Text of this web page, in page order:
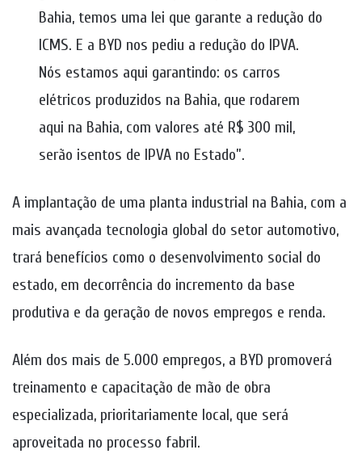
Bahia, temos uma lei que garante a redução do
ICMS. E a BYD nos pediu a redução do IPVA.
Nós estamos aqui garantindo: os carros
elétricos produzidos na Bahia, que rodarem
aqui na Bahia, com valores até R$ 300 mil,
serão isentos de IPVA no Estado”.
A implantação de uma planta industrial na Bahia, com a
mais avançada tecnologia global do setor automotivo,
trará benefícios como o desenvolvimento social do
estado, em decorrência do incremento da base
produtiva e da geração de novos empregos e renda.
Além dos mais de 5.000 empregos, a BYD promoverá
treinamento e capacitação de mão de obra
especializada, prioritariamente local, que será
aproveitada no processo fabril.